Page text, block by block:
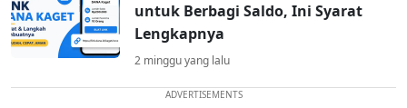
untuk Berbagi Saldo, Ini Syarat
Lengkapnya
2 minggu yang lalu
ADVERTISEMENTS